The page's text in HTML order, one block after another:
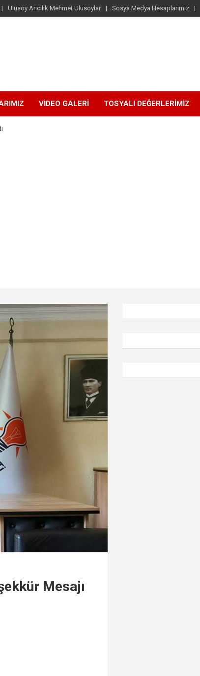
Ulusoy Arıcılık Mehmet Ulusoylar Sosya Medya Hesaplarımız
VİDEO GALERİ TOSYALI DEĞERLERİMİZ
Mesajı